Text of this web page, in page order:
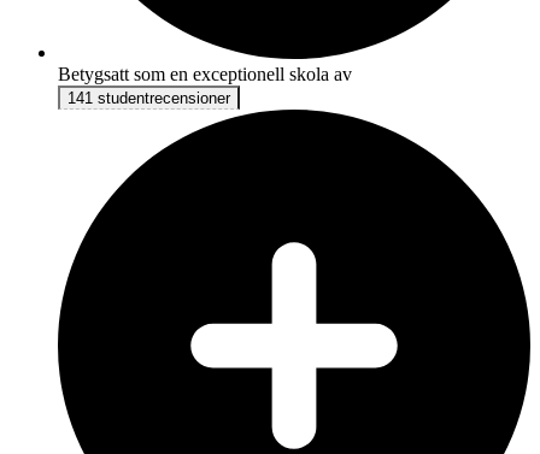
Betygsatt som en exceptionell skola av
141 studentrecensioner